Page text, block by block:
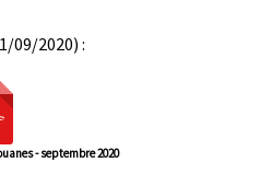
09/2020) :
- septembre 2020